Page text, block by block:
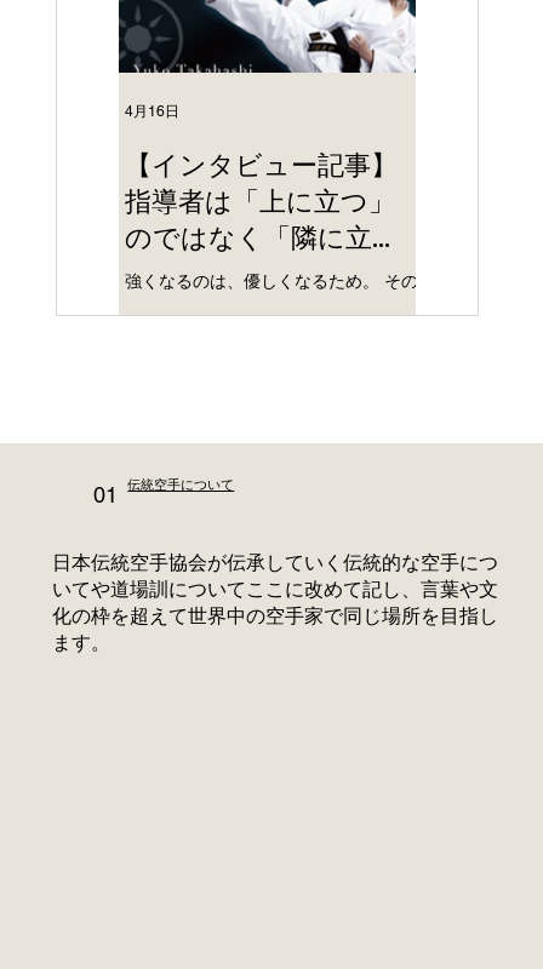
【インタビュー記事】
指導者は「上に立つ」
のではなく「隣に立
つ」― JTKが伝承して
いく空手のあり方
強くなるのは、優しくなるため。 その
4月16日
01 伝統空手について
日本伝統空手協会が伝承していく伝統的な空手につ
いてや道場訓についてここに改めて記し、言葉や文
化の枠を超えて世界中の空手家で同じ場所を目指し
ます。